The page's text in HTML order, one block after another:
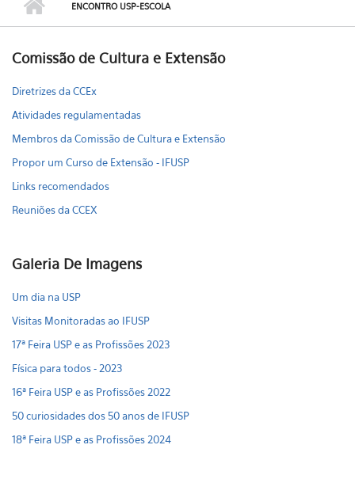
ENCONTRO USP-ESCOLA
Comissão de Cultura e Extensão
Diretrizes da CCEx
Atividades regulamentadas
Membros da Comissão de Cultura e Extensão
Propor um Curso de Extensão - IFUSP
Links recomendados
Reuniões da CCEX
Galeria De Imagens
Um dia na USP
Visitas Monitoradas ao IFUSP
17ª Feira USP e as Profissões 2023
Física para todos - 2023
16ª Feira USP e as Profissões 2022
50 curiosidades dos 50 anos de IFUSP
18ª Feira USP e as Profissões 2024